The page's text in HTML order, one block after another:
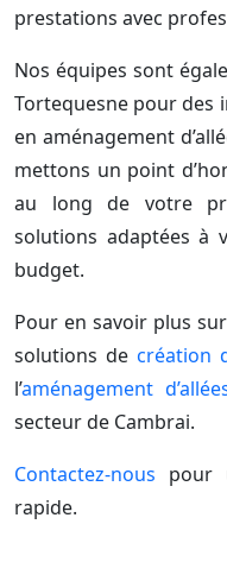
prestations avec
Nos équipes sont
Tortequesne pour des
en aménagement
mettons un point
au long de votre
solutions adaptées à
budget.
Pour en savoir plus
solutions de création
l’aménagement
secteur de Cambrai.
Contactez-nous pour
rapide.